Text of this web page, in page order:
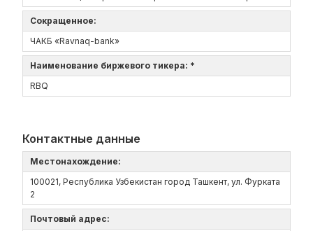
Сокращенное:
ЧАКБ «Ravnaq-bank»
Наименование биржевого тикера: *
RBQ
Контактные данные
Местонахождение:
100021, Республика Узбекистан город Ташкент, ул. Фурката
2
Почтовый адрес: